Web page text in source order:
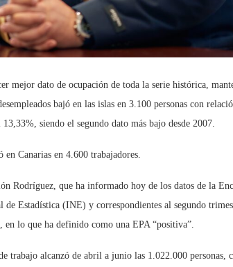
mejor dato de ocupación de toda la serie histórica,
bajó en las islas en 3.100 personas con
siendo el segundo dato más bajo desde 2007.
Canarias en 4.600 trabajadores.
Rodríguez, que ha informado hoy de los datos de la
Estadística (INE) y correspondientes al segundo
lo que ha definido como una EPA “positiva”.
trabajo alcanzó de abril a junio las 1.022.000 personas,